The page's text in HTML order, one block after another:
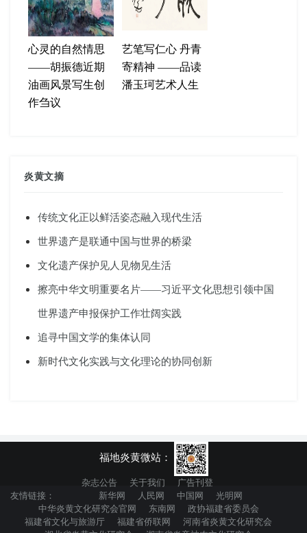
心灵的自然情思
——胡振德近期
油画风景写生创
作刍议
艺笔写仁心 丹青
寄精神 ——品读
潘玉珂艺术人生
炎黄文摘
传统文化正以鲜活姿态融入现代生活
世界遗产是联通中国与世界的桥梁
文化遗产保护见人见物见生活
擦亮中华文明重要名片——习近平文化思想引领中国
世界遗产申报保护工作壮阔实践
追寻中国文学的集体认同
新时代文化实践与文化理论的协同创新
福地炎黄微站：
杂志公告 关于我们
广告刊登
友情链接：
新华网 人民网 中国网
光明网
中华炎黄文化研究会官网
东南网
政协福建省委员会
福建省文化与旅游厅
福建省侨联网
河南省炎黄文化研究会